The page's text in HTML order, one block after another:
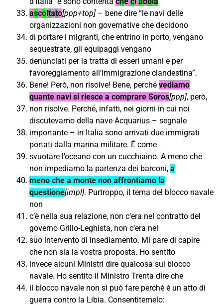
ascoltato[ppp+top]– bene dire “le navi delle
organizzazioni non governative che decidono
di portare i migranti, che entrino in porto, vengano
sequestrate, gli equipaggi vengano
denunciati per la tratta di esseri umani e per
favoreggiamento all’immigrazione clandestina”.
Bene! Però, non risolve! Bene, perché vediamo
quante navi si riesce a comprare Soros[ppp], però,
non risolve. Perché, infatti, nei giorni in cui noi
discutevamo della nave Acquarius – segnale
importante – in Italia sono arrivati due immigrati
portati dalla marina militare. È come
svuotare l’oceano con un cucchiaino. A meno che
non impediamo la partenza dei barconi, a
meno che a monte non affrontiamo la
questione[impl]. Purtroppo, il tema del blocco navale
non
c’è nella sua relazione, non c’era nel contratto del
governo Grillo-Leghista, non c’era nel
suo intervento di insediamento. Mi pare di capire
che non sia la vostra proposta. Ho sentito
invece alcuni Ministri dire qualcosa sul blocco
navale. Ho sentito il Ministro Trenta dire che
il blocco navale non si può fare perché è un atto di
guerra contro la Libia. Consentitemelo: